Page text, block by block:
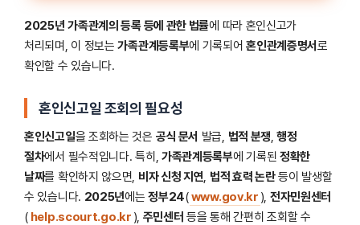
2025년 가족관계의 등록 등에 관한 법률에 따라 혼인신고가
처리되며, 이 정보는가족관계등록부에 기록되어혼인관계증명서로
확인할 수 있습니다.
혼인신고일 조회의 필요성
혼인신고일을 조회하는 것은 공식 문서 발급, 법적 분쟁 ,행정
절차에서 필수적입니다. 특히, 가족관계등록부에 기록된정확한
날짜를 확인하지 않으면, 비자 신청 지연 법적 효력 논란등이 발생할
수 있습니다. 2025년에는정부24(www.gov.kr ), 전자민원센터
( help.scourt.go.kr ), 주민센터 등을 통해 간편히 조회할 수